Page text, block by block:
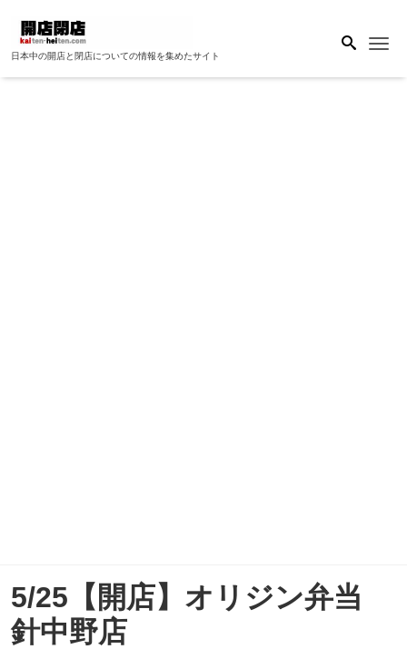
日本中の開店と閉店についての情報を集めたサイト
5/25【開店】オリジン弁当
針中野店